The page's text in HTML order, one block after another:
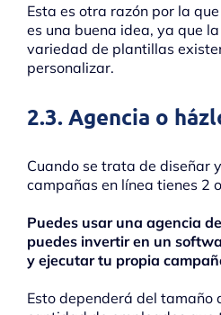
Esta es otra razón por la
es una buena idea, ya que
variedad de plantillas
personalizar.
2.3. Agencia o
Cuando se trata de diseñar
campañas en línea tienes 2
Puedes usar una agencia
puedes invertir en un
y ejecutar tu propia
Esto dependerá del tamaño